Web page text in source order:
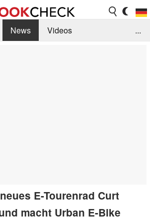
News
Videos
...
E-Tourenrad Curt
macht Urban E-Bike